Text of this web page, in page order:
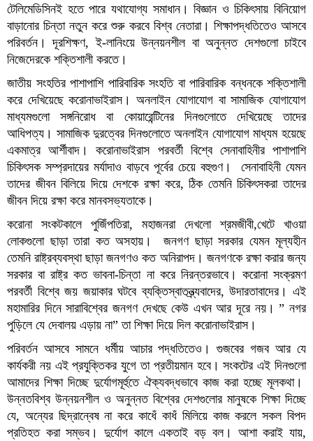
টেলিমেডিসিনই হতে পারে যথাযোগ্য সমাধান। বিজ্ঞান ও চিকিৎসায় বিনিয়োগ
বাড়ানোর চিন্তা নতুন করে শুরু করবে বিশ্ব নেতারা। শিক্ষাপদ্ধতিতেও আসবে
পরিবর্তন। দূরশিক্ষণ, ই-লানিংয়ে উন্নয়নশীল বা অনুন্নত দেশগুলো চাইবে
নিজেদেরকে শক্তিশালী করতে।
জাতীয় সংহতির পাশাপাশি পারিবারিক সংহতি বা পারিবারিক বন্ধনকে শক্তিশালী
করে দেখিয়েছে করোনাভাইরাস। অনলাইন যোগাযোগ বা সামাজিক যোগাযোগ
মাধ্যমগুলো সঙ্গনিরোধ বা কোয়ারেন্টিনের দিনগুলোতে দেখিয়েছে তাদের
আধিপত্য। সামাজিক দুরত্বের দিনগুলোতে অনলাইন যোগাযোগ মাধ্যম হয়েছে
একমাত্র আর্শীবাদ। করোনাভাইরাস পরবর্তী বিশ্বে সেনাবাহিনীর পাশাপাশি
চিকিৎসক সম্প্রদায়ের মর্যাদাও বাড়বে পূর্বের চেয়ে বহুগুণ। সেনাবাহিনী যেমন
তাদের জীবন বিলিয়ে দিয়ে দেশকে রক্ষা করে, ঠিক তেমনি চিকিৎসকরা তাদের
জীবন দিয়ে রক্ষা করে মানবসভ্যতাকে।
করোনা সংকটকালে পুজিঁপতিরা, মহাজনরা দেখলো শ্রমজীবী,খেটে খাওয়া
লোকগুলো ছাড়া তারা কত অসহায়। জনগণ ছাড়া সরকার যেমন মূল্যহীন
তেমনি রাষ্ট্রব্যবস্থা ছাড়া জনগণও কত অনিরাপদ। জনগণকে রক্ষা করার জন্য
সরকার বা রাষ্ট্র কত ভাবনা-চিন্তা না করে নিরন্তরভাবে। করোনা সংক্রমণ
পরবর্তী বিশ্বে জয় জয়াকার ঘটবে ব্যক্তিস্বাতন্ত্র্যবাদের, উদারতাবাদের। এই
মহামারির দিনে সারাবিশ্বের জনগণ দেখছে কেউ এখন আর দূরে নয়। ” নগর
পুড়িলে যে দেবালয় এড়ায় না” তা শিক্ষা দিয়ে দিল করোনাভাইরাস।
পরিবর্তন আসবে সামনে ধর্মীয় আচার পদ্ধতিতেও। গুজবের গজব আর যে
কার্যকরী নয় এই প্রযুক্তিকর যুগে তা প্রতীয়মান হবে। সংকটের এই দিনগুলো
আমাদের শিক্ষা দিচ্ছে দুর্যোগমূর্হুতে ঐক্যবদ্ধভাবে কাজ করা হচ্ছে মূলকথা।
উন্নতবিশ্ব উন্নয়নশীল ও অনুন্নত বিশ্বের দেশগুলোর মানুষকে শিক্ষা দিচ্ছে
যে, অন্যের ছিদ্রান্বেষ না করে কাধেঁ কাধঁ মিলিয়ে কাজ করলে সকল বিপদ
প্রতিহত করা সম্ভব। দুর্যোগ কালে একতাই বড় বল। আশা করাই যায়,